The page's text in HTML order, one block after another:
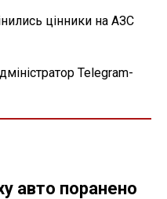
цінники на АЗС
Telegram-
авто поранено